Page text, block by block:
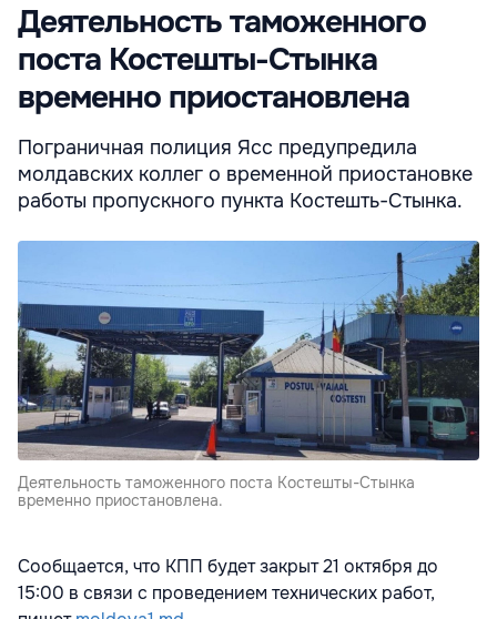
Деятельность таможенного
поста Костешты-Стынка
временно приостановлена
Пограничная полиция Ясс предупредила
молдавских коллег о временной приостановке
работы пропускного пункта Костешть-Стынка.
Деятельность таможенного поста Костешты-Стынка
временно приостановлена.
Сообщается, что КПП будет закрыт 21 октября до
15:00 в связи с проведением технических работ,